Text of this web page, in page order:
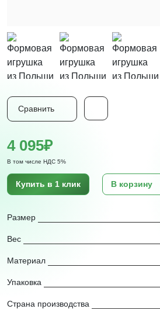
Сравнить
4 095₽
В том числе НДС 5%
Купить в 1 клик В корзину
Размер
Вес
Материал
Упаковка
Страна производства